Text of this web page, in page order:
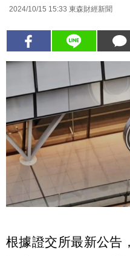
2024/10/15 15:33 東森財經新聞
根據證交所最新公告